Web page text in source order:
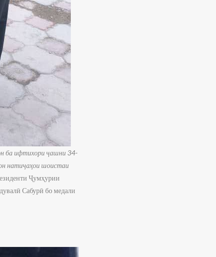
ба ифтихори ҷашни 34-
натиҷаҳои шоистаи
Ҷумҳурии
Сабурӣ бо медали